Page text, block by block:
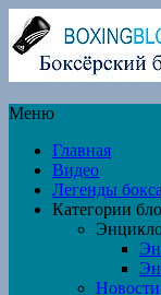
Меню
Главная
Видео
Легенды бокса
Категории
Новости